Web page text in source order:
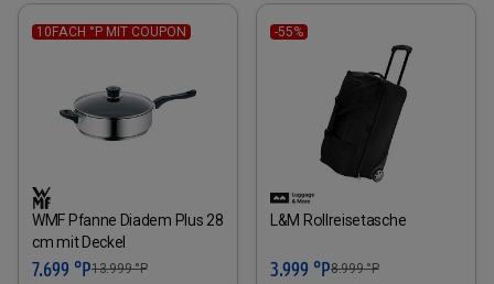
10FACH °P MIT COUPON
WMF Pfanne Diadem Plus 28
cm mit Deckel
7.699 °P13.999°P
-55%
L&M Rollreisetasche
3.999 °P8.999°P